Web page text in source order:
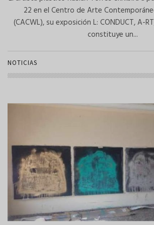
22 en el Centro de Arte
(CACWL), su exposición L: CONDUCT, A-
constituye un...
NOTICIAS